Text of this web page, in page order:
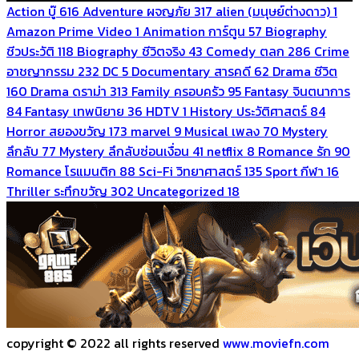
Action บู๊ 616 Adventure ผจญภัย 317 alien (มนุษย์ต่างดาว)1
Amazon Prime Video 1 Animation การ์ตูน 57 Biography
ชีวประวัติ 118 Biography ชีวิตจริง 43 Comedy ตลก 286 Crime
อาชญากรรม 232 DC 5 Documentary สารคดี 62 Drama ชีวิต
160 Drama ดราม่า 313 Family ครอบครัว 95 Fantasy จินตนาการ
84 Fantasy เทพนิยาย 36 HDTV1 History ประวัติศาสตร์ 84
Horror สยองขวัญ 173 marvel 9 Musical เพลง 70 Mystery
ลึกลับ 77 Mystery ลึกลับซ่อนเงื่อน 41 netflix 8 Romance รัก 90
Romance โรแมนติก 88 Sci-Fi วิทยาศาสตร์135 Sport กีฬา 16
Thriller ระทึกขวัญ 302 Uncategorized 18
copyright © 2022 all rights reserved www.moviefn.com